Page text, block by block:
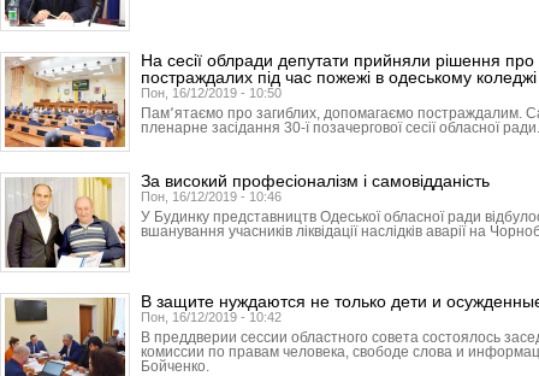
На сесії облради депутати прийняли рішення про
постраждалих під час пожежі в одеському коледжі
Пон, 16/12/2019 - 10:50
Пам՚ятаємо про загиблих, допомагаємо постраждалим.
пленарне засідання 30-ї позачергової сесії обласної ради.
За високий професіоналізм і самовідданість
Пон, 16/12/2019 - 10:46
У Будинку представництв Одеської обласної ради
вшанування учасників ліквідації наслідків аварії на
В защите нуждаются не только дети и
Пон, 16/12/2019 - 10:42
В преддверии сессии областного совета состоялось
комиссии по правам человека, свободе слова и
Бойченко.